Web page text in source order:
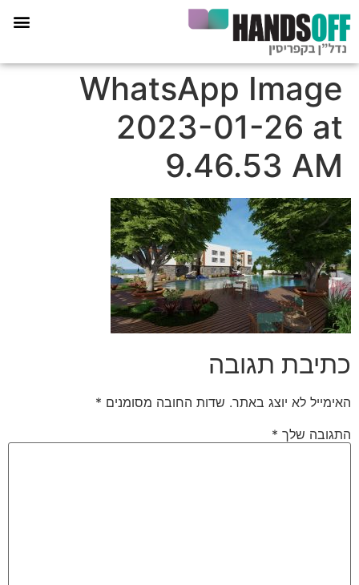
WhatsApp Image
2023-01-26 at
9.46.53 AM
כתיבת תגובה
האימייל לא יוצג באתר. שדות החובה מסומנים *
התגובה שלך *